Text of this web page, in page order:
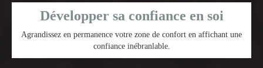
Développer sa confiance en soi
Agrandissez en permanence votre zone de confort en affichant une
confiance inébranlable.